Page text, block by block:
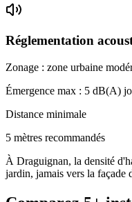
Réglementation
Zonage : zone urbaine
Émergence max : 5 dB(A)
Distance minimale
5 mètres recommandés
À Draguignan, la densité
jardin, jamais vers la façade